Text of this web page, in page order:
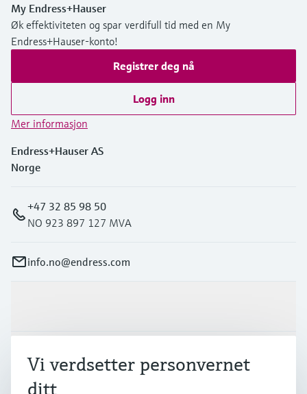
My Endress+Hauser
Øk effektiviteten og spar verdifull tid med en My
Endress+Hauser-konto!
Registrer deg nå
Logg inn
Mer informasjon
Endress+Hauser AS
Norge
+47 32 85 98 50
NO 923 897 127 MVA
info.no@endress.com
Industrier
Vi verdsetter personvernet
ditt